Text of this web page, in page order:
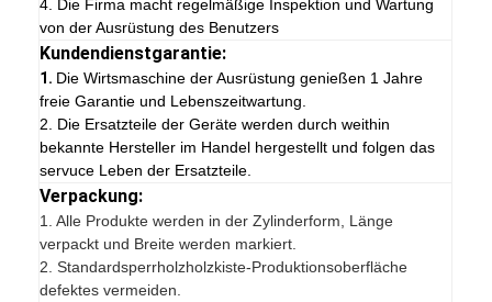
4. Die Firma macht regelmäßige Inspektion und Wartung
von der Ausrüstung des Benutzers
Kundendienstgarantie:
1. Die Wirtsmaschine der Ausrüstung genießen 1 Jahre
freie Garantie und Lebenszeitwartung.
2. Die Ersatzteile der Geräte werden durch weithin
bekannte Hersteller im Handel hergestellt und folgen das
servuce Leben der Ersatzteile.
Verpackung:
1.Alle Produkte werden in der Zylinderform, Länge
verpackt und Breite werden markiert.
2. Standardsperrholzholzkiste-Produktionsoberfläche
defektes vermeiden.